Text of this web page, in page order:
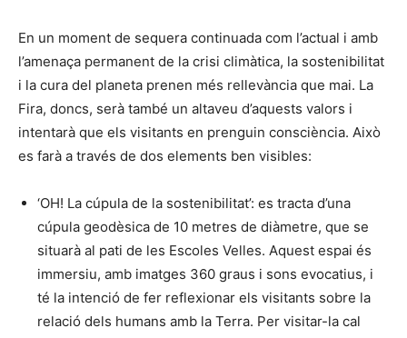
En un moment de sequera continuada com l’actual i amb
l’amenaça permanent de la crisi climàtica, la sostenibilitat
i la cura del planeta prenen més rellevància que mai. La
Fira, doncs, serà també un altaveu d’aquests valors i
intentarà que els visitants en prenguin consciència. Això
es farà a través de dos elements ben visibles:
‘OH! La cúpula de la sostenibilitat’: es tracta d’una
cúpula geodèsica de 10 metres de diàmetre, que se
situarà al pati de les Escoles Velles. Aquest espai és
immersiu, amb imatges 360 graus i sons evocatius, i
té la intenció de fer reflexionar els visitants sobre la
relació dels humans amb la Terra. Per visitar-la cal